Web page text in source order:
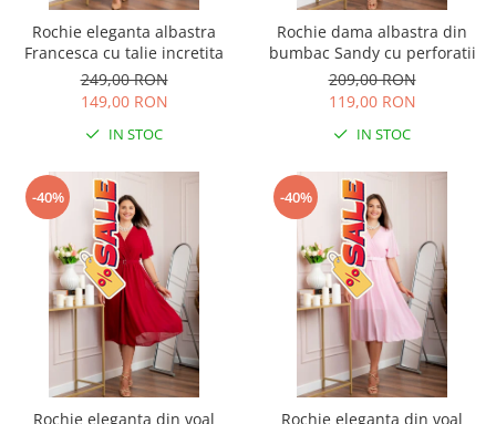
Rochie eleganta albastra
Francesca cu talie incretita
249,00 RON
149,00 RON
IN STOC
Rochie dama albastra din
bumbac Sandy cu perforatii
209,00 RON
119,00 RON
IN STOC
-40%
Rochie eleganta din voal
-40%
Rochie eleganta din voal